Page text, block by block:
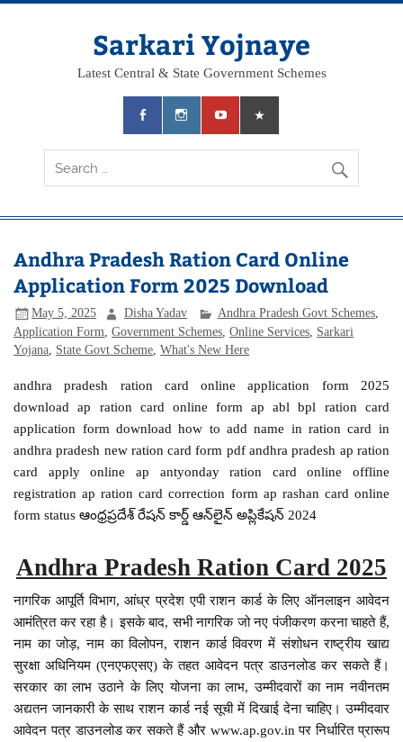
Skip
Sarkari Yojnaye
Latest Central & State Government Schemes
Andhra Pradesh Ration Card Online
Application Form 2025 Download
May 5, 2025 Disha Yadav Andhra Pradesh Govt Schemes,
Application Form ,Government Schemes ,Online Services Sarkari
Yojana State Govt Scheme ,What's New Here
andhra pradesh ration card online application form 2025
download ap ration card online form ap abl bpl ration card
application form download how to add name in ration card in
andhra pradesh new ration card form pdf andhra pradesh ap ration
card apply online ap antyonday ration card online offline
registration ap ration card correction form ap rashan card online
form status ఆంధ్రప్రదేశ్ రేషన్ కార్డ్ ఆన్‌లైన్ అప్లికేషన్ 2024
Andhra Pradesh Ration Card 2025
नागरिक आपूर्ति विभाग, आंध्र प्रदेश एपी राशन कार्ड के लिए ऑनलाइन आवेदन
आमंत्रित कर रहा है। इसके बाद, सभी नागरिक जो नए पंजीकरण करना चाहते हैं,
नाम का जोड़, नाम का विलोपन, राशन कार्ड विवरण में संशोधन राष्ट्रीय खाद्य
सुरक्षा अधिनियम (एनएफएसए) के तहत आवेदन पत्र डाउनलोड कर सकते हैं।
सरकार का लाभ उठाने के लिए योजना का लाभ, उम्मीदवारों का नाम नवीनतम
अद्यतन जानकारी के साथ राशन कार्ड नई सूची में दिखाई देना चाहिए। उम्मीदवार
आवेदन पत्र डाउनलोड कर सकते हैं और www.ap.gov.in पर निर्धारित प्रारूप